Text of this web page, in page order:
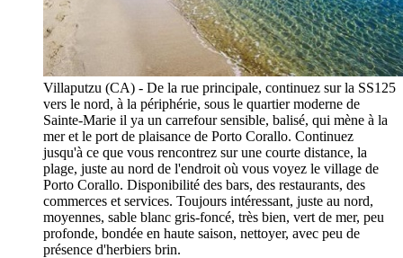
Villaputzu (CA) - De la rue principale, continuez sur la SS125
vers le nord, à la périphérie, sous le quartier moderne de
Sainte-Marie il ya un carrefour sensible, balisé, qui mène à la
mer et le port de plaisance de Porto Corallo. Continuez
jusqu'à ce que vous rencontrez sur une courte distance, la
plage, juste au nord de l'endroit où vous voyez le village de
Porto Corallo. Disponibilité des bars, des restaurants, des
commerces et services. Toujours intéressant, juste au nord,
moyennes, sable blanc gris-foncé, très bien, vert de mer, peu
profonde, bondée en haute saison, nettoyer, avec peu de
présence d'herbiers brin.